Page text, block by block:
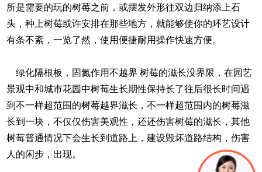
所是需要的玩的树莓之前，或摆发外形往双边归纳添上石
头，种上树莓或许安排在那些地方，就能够使你的环艺设计
有条不紊，一览了然，使用便捷耐用操作快速方便。
绿化隔根板，固氮作用不越界 树莓的滋长没界限，在园艺
景观中和城市花园中树莓生长期性保持长了往后很长时间遇
到不一样超范围的树莓越界滋长，不一样超范围内的树莓滋
长到一块，不仅仅伤害美观性，还还伤害树莓的滋长，其他
树莓普通情况下会生长到道路上，建设毁坏道路结构，伤害
人的闲步，出现。